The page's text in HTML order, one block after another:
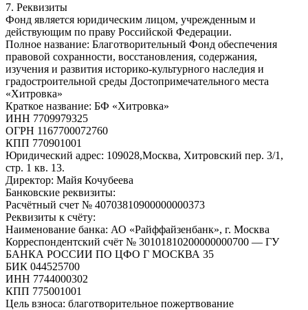
7. Реквизиты
Фонд является юридическим лицом, учрежденным и
действующим по праву Российской Федерации.
Полное название: Благотворительный Фонд обеспечения
правовой сохранности, восстановления, содержания,
изучения и развития историко-культурного наследия и
градостроительной среды Достопримечательного места
«Хитровка»
Краткое название: БФ «Хитровка»
ИНН 7709979325
ОГРН 1167700072760
КПП 770901001
Юридический адрес: 109028,Москва, Хитровский пер. 3/1,
стр. 1 кв. 13.
Директор: Майя Кочубеева
Банковские реквизиты:
Расчётный счет № 40703810900000000373
Реквизиты к счёту:
Наименование банка: АО «Райффайзенбанк», г. Москва
Корреспондентский счёт № 30101810200000000700 — ГУ
БАНКА РОССИИ ПО ЦФО Г МОСКВА 35
БИК 044525700
ИНН 7744000302
КПП 775001001
Цель взноса: благотворительное пожертвование